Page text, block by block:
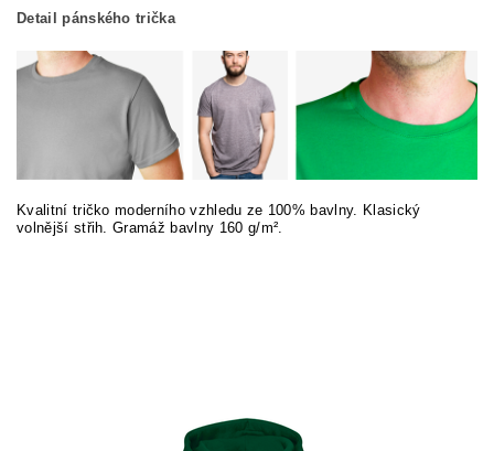
Detail pánského trička
Kvalitní tričko moderního vzhledu ze 100% bavlny. Klasický
volnější střih. Gramáž bavlny 160 g/m².